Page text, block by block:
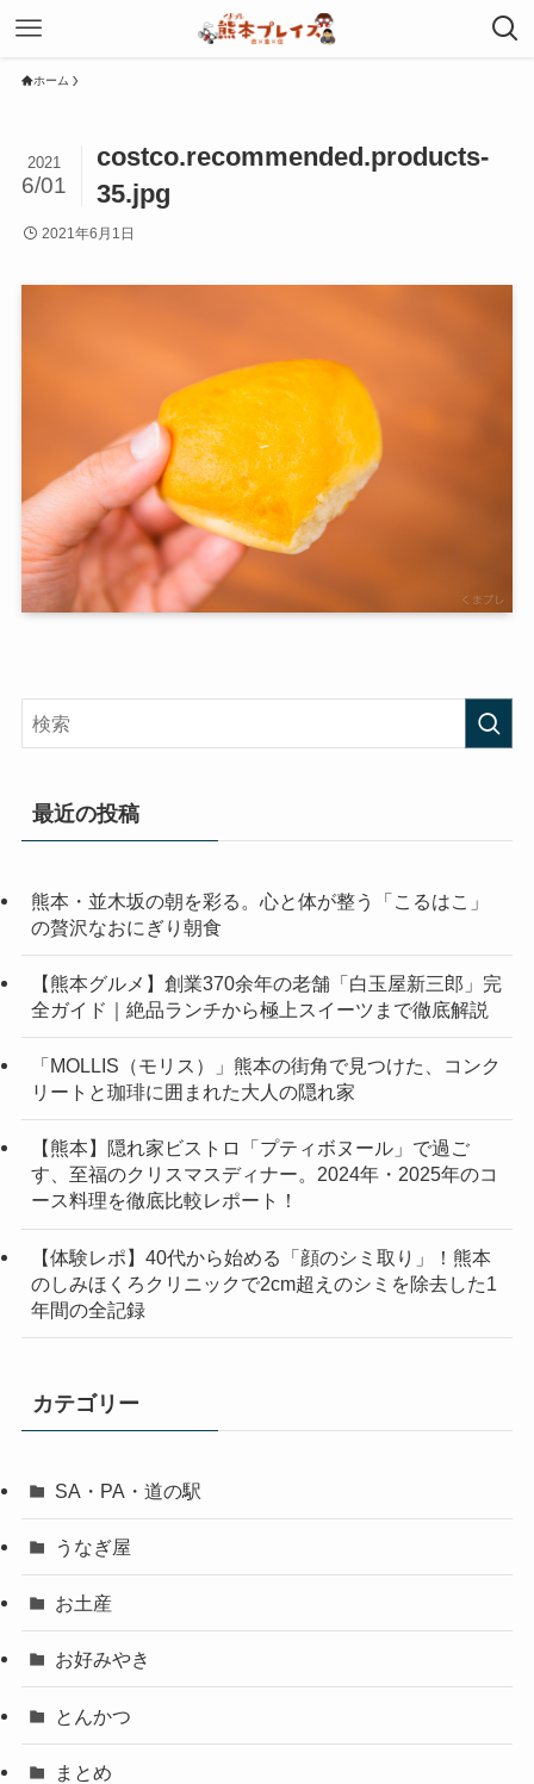
ホーム
costco.recommended.products-
35.jpg
2021
6/01
2021年6月1日
最近の投稿
熊本・並木坂の朝を彩る。心と体が整う「こるはこ」
の贅沢なおにぎり朝食
【熊本グルメ】創業370余年の老舗「白玉屋新三郎」完
全ガイド｜絶品ランチから極上スイーツまで徹底解説
「MOLLIS（モリス）」熊本の街角で見つけた、コンク
リートと珈琲に囲まれた大人の隠れ家
【熊本】隠れ家ビストロ「プティボヌール」で過ご
す、至福のクリスマスディナー。2024年・2025年のコ
ース料理を徹底比較レポート！
【体験レポ】40代から始める「顔のシミ取り」！熊本
のしみほくろクリニックで2cm超えのシミを除去した1
年間の全記録
カテゴリー
SA・PA・道の駅
うなぎ屋
お土産
お好みやき
とんかつ
まとめ